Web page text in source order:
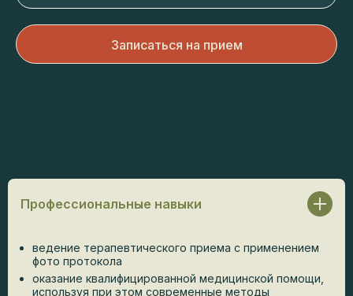
Записаться на прием
Профессиональные навыки
ведение терапевтического приема с применением
фото протокола
оказание квалифицированной медицинской помощи,
используя при этом современные методы